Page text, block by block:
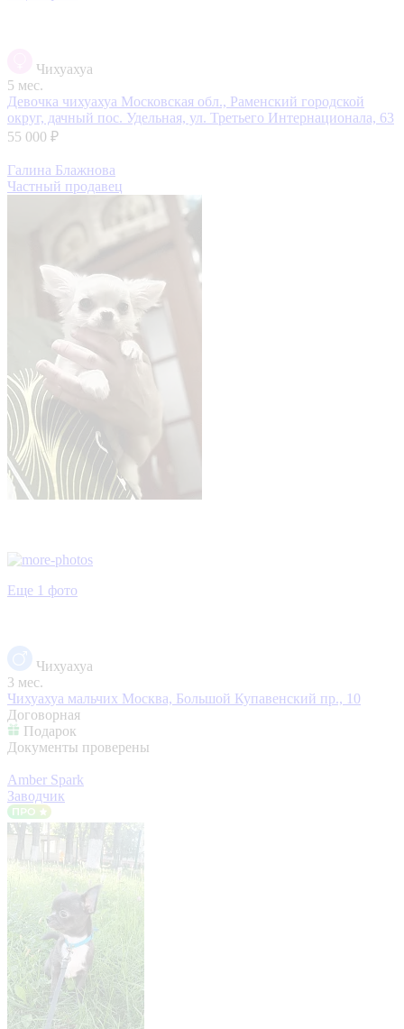
Чихуахуа
5 мес.
Девочка чихуахуа Московская обл., Раменский городской
округ, дачный пос. Удельная, ул. Третьего Интернационала, 63
55 000 ₽
Галина Блажнова
Частный продавец
Еще 1 фото
Чихуахуа
3 мес.
Чихуахуа мальчих Москва, Большой Купавенский пр., 10
Договорная
Подарок
Документы проверены
Amber Spark
Заводчик